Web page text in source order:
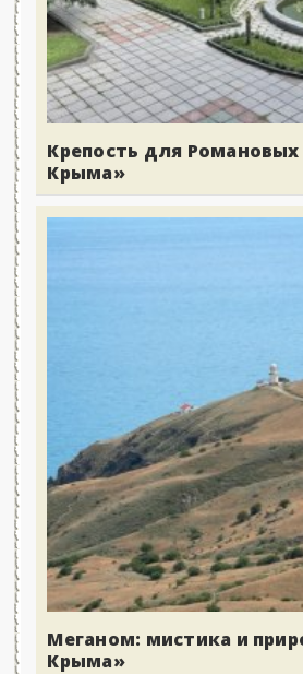
Крепость для
Крыма»
Меганом: мистика и
Крыма»